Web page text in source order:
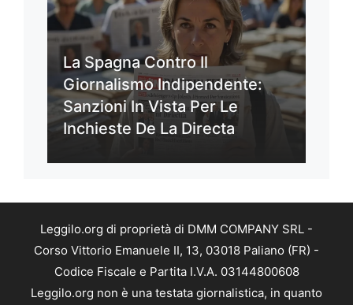
La Spagna Contro Il
Giornalismo Indipendente:
Sanzioni In Vista Per Le
Inchieste De La Directa
Leggilo.org di proprietà di DMM COMPANY SRL -
Corso Vittorio Emanuele II, 13, 03018 Paliano (FR) -
Codice Fiscale e Partita I.V.A. 03144800608
Leggilo.org non è una testata giornalistica, in quanto